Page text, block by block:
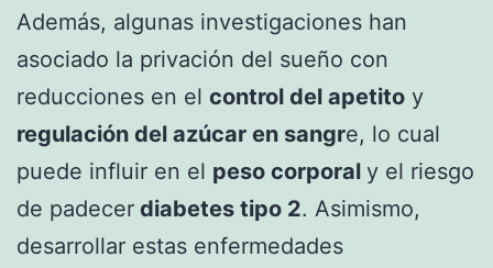
Además, algunas investigaciones han
asociado la privación del sueño con
reducciones en el control del apetito y
regulación del azúcar en sangre, lo cual
puede influir en el peso corporal y el riesgo
de padecer diabetes tipo 2. Asimismo,
desarrollar estas enfermedades